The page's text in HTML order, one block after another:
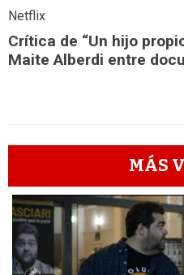
Netflix
Crítica de “Un hijo
Maite Alberdi entre
MÁS